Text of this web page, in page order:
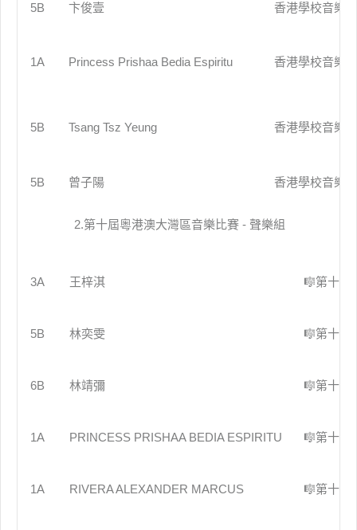
5B 卞俊壹 香港學校音樂
1A Princess Prishaa Bedia Espiritu 香港學校音樂
5B Tsang Tsz Yeung 香港學校音樂
5B 曾子陽 香港學校音樂
2.第十屆粵港澳大灣區音樂比賽 - 聲樂組
3A 王梓淇 🎼第十屆
5B 林奕雯 🎼第十屆
6B 林靖彌 🎼第十屆
1A PRINCESS PRISHAA BEDIA ESPIRITU 🎼第十屆
1A RIVERA ALEXANDER MARCUS 🎼第十屆